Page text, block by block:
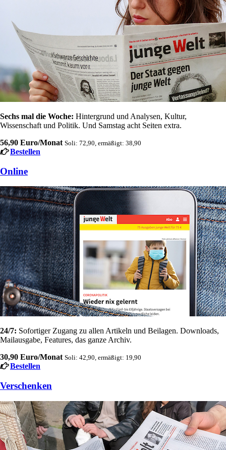
Sechs mal die Woche: Hintergrund und Analysen, Kultur,
Wissenschaft und Politik. Und Samstag acht Seiten extra.
56,90 Euro/Monat Soli: 72,90, ermäßigt: 38,90
Bestellen
Online
24/7: Sofortiger Zugang zu allen Artikeln und Beilagen. Downloads,
Mailausgabe, Features, das ganze Archiv.
30,90 Euro/Monat Soli: 42,90, ermäßigt: 19,90
Bestellen
Verschenken